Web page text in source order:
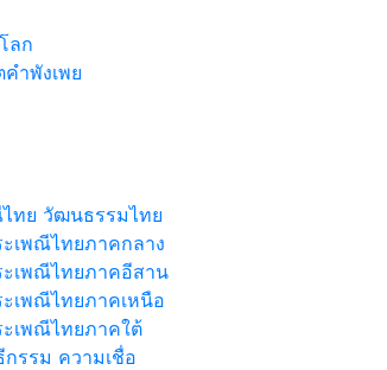
ลก
ำพังเพย
ทย วัฒนธรรมไทย
เพณีไทยภาคกลาง
ะเพณีไทยภาคอีสาน
เพณีไทยภาคเหนือ
เพณีไทยภาคใต้
รรม ความเชื่อ